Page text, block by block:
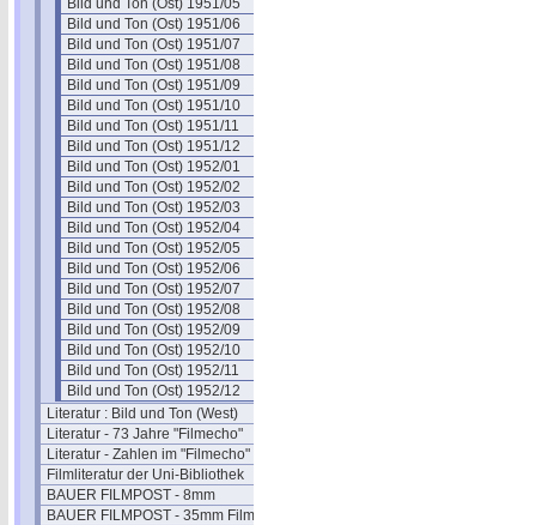
Bild und Ton (Ost) 1951/05
Bild und Ton (Ost) 1951/06
Bild und Ton (Ost) 1951/07
Bild und Ton (Ost) 1951/08
Bild und Ton (Ost) 1951/09
Bild und Ton (Ost) 1951/10
Bild und Ton (Ost) 1951/11
Bild und Ton (Ost) 1951/12
Bild und Ton (Ost) 1952/01
Bild und Ton (Ost) 1952/02
Bild und Ton (Ost) 1952/03
Bild und Ton (Ost) 1952/04
Bild und Ton (Ost) 1952/05
Bild und Ton (Ost) 1952/06
Bild und Ton (Ost) 1952/07
Bild und Ton (Ost) 1952/08
Bild und Ton (Ost) 1952/09
Bild und Ton (Ost) 1952/10
Bild und Ton (Ost) 1952/11
Bild und Ton (Ost) 1952/12
Literatur : Bild und Ton (West)
Literatur - 73 Jahre "Filmecho"
Literatur - Zahlen im "Filmecho"
Filmliteratur der Uni-Bibliothek
BAUER FILMPOST - 8mm
BAUER FILMPOST - 35mm Film